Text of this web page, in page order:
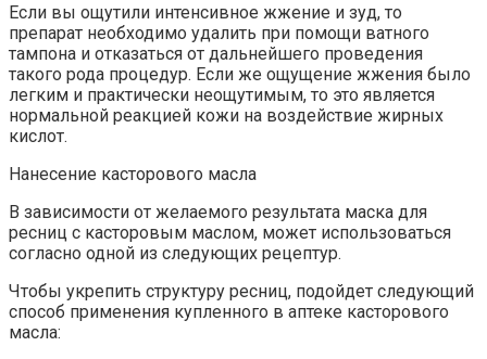
Если вы ощутили интенсивное жжение и зуд, то
препарат необходимо удалить при помощи ватного
тампона и отказаться от дальнейшего проведения
такого рода процедур. Если же ощущение жжения было
легким и практически неощутимым, то это является
нормальной реакцией кожи на воздействие жирных
кислот.
Нанесение касторового масла
В зависимости от желаемого результата маска для
ресниц с касторовым маслом, может использоваться
согласно одной из следующих рецептур.
Чтобы укрепить структуру ресниц, подойдет следующий
способ применения купленного в аптеке касторового
масла: